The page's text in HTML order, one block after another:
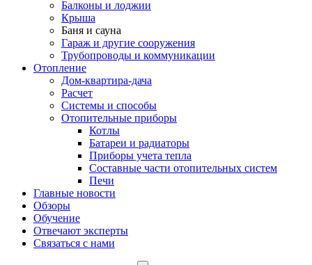
Балконы и лоджии
Крыша
Баня и сауна
Гараж и другие сооружения
Трубопроводы и коммуникации
Отопление
Дом-квартира-дача
Расчет
Системы и способы
Отопительные приборы
Котлы
Батареи и радиаторы
Приборы учета тепла
Составные части отопительных систем
Печи
Главные новости
Обзоры
Обучение
Отвечают эксперты
Связаться с нами